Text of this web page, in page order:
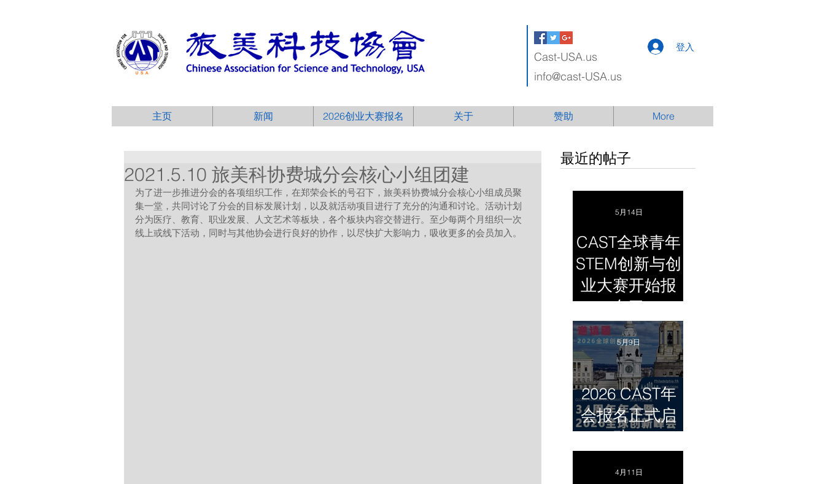
Cast-USA.us
登入
info@cast-USA.us
主页 新闻 2026创业大赛报名 关于 赞助 More
2021.5.10 旅美科协费城分会核心小组团建
为了进一步推进分会的各项组织工作，在郑荣会长的号召下，旅美科协费城分会核心小组成员聚
集一堂，共同讨论了分会的目标发展计划，以及就活动项目进行了充分的沟通和讨论。活动计划
分为医疗、教育、职业发展、人文艺术等板块，各个板块内容交替进行。至少每两个月组织一次
线上或线下活动，同时与其他协会进行良好的协作，以尽快扩大影响力，吸收更多的会员加入。
最近的帖子
CAST全球青年
STEM创新与创
业大赛开始报
名了
5月14日
2026 CAST年
会报名正式启
动！
5月9日
4月11日